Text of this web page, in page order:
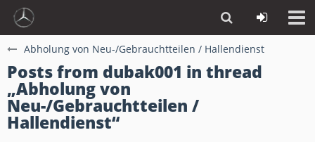
Abholung von Neu-/Gebrauchtteilen / Hallendienst
Posts from dubak001 in thread
„Abholung von
Neu-/Gebrauchtteilen /
Hallendienst“